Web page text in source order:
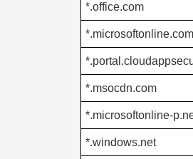
*.office.com
*.microsoftonline.com
*.msocdn.com
*.microsoftonline-
*.windows.net